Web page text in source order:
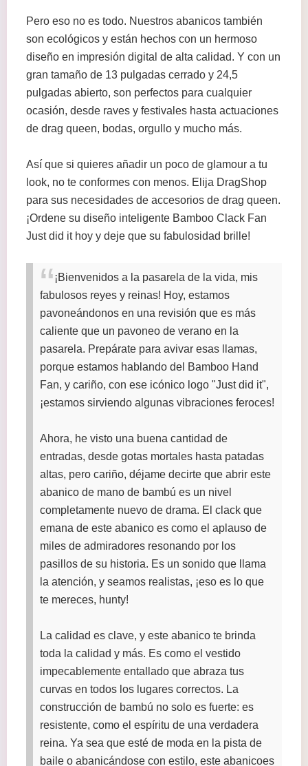
Pero eso no es todo. Nuestros abanicos también
son ecológicos y están hechos con un hermoso
diseño en impresión digital de alta calidad. Y con un
gran tamaño de 13 pulgadas cerrado y 24,5
pulgadas abierto, son perfectos para cualquier
ocasión, desde raves y festivales hasta actuaciones
de drag queen, bodas, orgullo y mucho más.
Así que si quieres añadir un poco de glamour a tu
look, no te conformes con menos. Elija DragShop
para sus necesidades de accesorios de drag queen.
¡Ordene su diseño inteligente Bamboo Clack Fan
Just did it hoy y deje que su fabulosidad brille!
¡Bienvenidos a la pasarela de la vida, mis
fabulosos reyes y reinas! Hoy, estamos
pavoneándonos en una revisión que es más
caliente que un pavoneo de verano en la
pasarela. Prepárate para avivar esas llamas,
porque estamos hablando del Bamboo Hand
Fan, y cariño, con ese icónico logo "Just did it",
¡estamos sirviendo algunas vibraciones feroces!
Ahora, he visto una buena cantidad de
entradas, desde gotas mortales hasta patadas
altas, pero cariño, déjame decirte que abrir este
abanico de mano de bambú es un nivel
completamente nuevo de drama. El clack que
emana de este abanico es como el aplauso de
miles de admiradores resonando por los
pasillos de su historia. Es un sonido que llama
la atención, y seamos realistas, ¡eso es lo que
te mereces, hunty!
La calidad es clave, y este abanico te brinda
toda la calidad y más. Es como el vestido
impecablemente entallado que abraza tus
curvas en todos los lugares correctos. La
construcción de bambú no solo es fuerte: es
resistente, como el espíritu de una verdadera
reina. Ya sea que esté de moda en la pista de
baile o abanicándose con estilo, este abanicoes